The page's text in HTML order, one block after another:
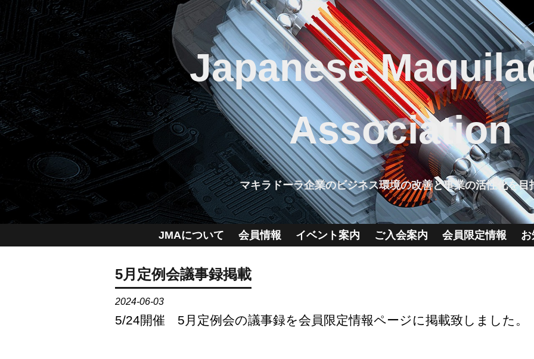
Japanese
Association
マキラドーラ企業のビジネス環境の改善と事業の活性化を目
JMAについて 会員情報 イベント案内 ご入会案内 会員限定情報
5月定例会議事録掲載
2024-06-03
5/24開催 5月定例会の議事録を会員限定情報ページに掲載致しました。